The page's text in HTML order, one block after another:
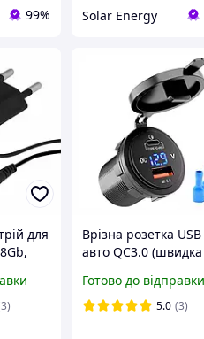
99% Solar Energy
для
Врізна розетка
авто QC3.0 (швидка
12-24v з
Готово до відправки
5.0 (3)